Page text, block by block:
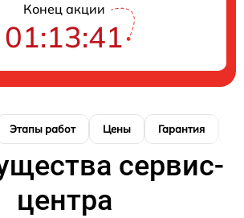
Конец акции
01:13:40
Этапы работ Цены Гарантия
сервис-
центра